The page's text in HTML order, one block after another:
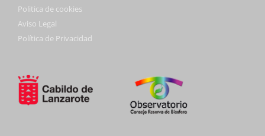
Politica de cookies
Aviso Legal
Política de Privacidad